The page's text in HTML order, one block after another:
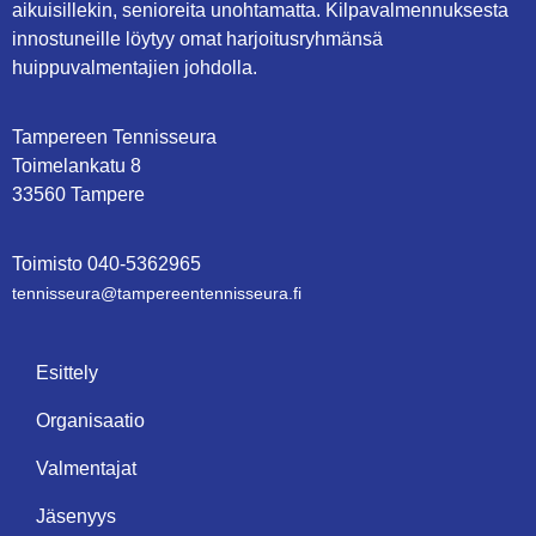
aikuisillekin, senioreita unohtamatta. Kilpavalmennuksesta
innostuneille löytyy omat harjoitusryhmänsä
huippuvalmentajien johdolla.
Tampereen Tennisseura
Toimelankatu 8
33560 Tampere
Toimisto 040-5362965
tennisseura@tampe­reen­ten­nis­seu­ra.fi
Esittely
Organisaatio
Valmentajat
Jäsenyys